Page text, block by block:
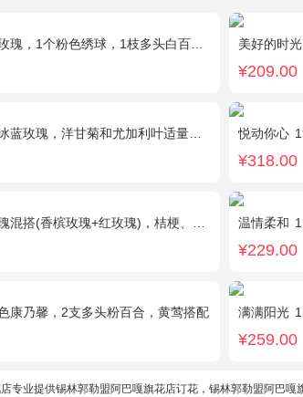
1个粉色绣球，1枝多头白百合，桔梗、满天星、绿叶搭配 美好的时光
¥209.00
蓝玫瑰，洋甘菊和尤加利叶适量搭配 悦动你心
¥318.00
搭(香槟玫瑰+红玫瑰)，桔梗、配花、绿叶 温情柔和
¥229.00
康乃馨，2支多头粉百合，黄莺搭配 满满阳光
¥259.00
专业提供锡林郭勒盟阿巴嘎旗花店订花，锡林郭勒盟阿巴嘎